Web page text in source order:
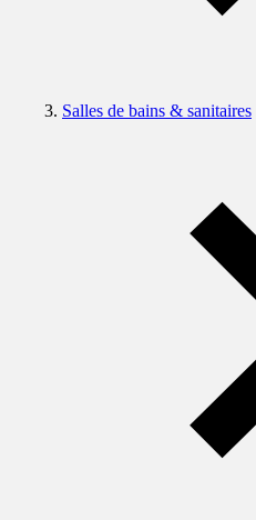
Salles de bains & sanitaires